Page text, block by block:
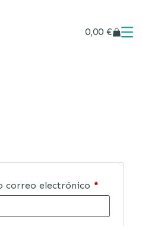
0,00 €
correo electrónico *